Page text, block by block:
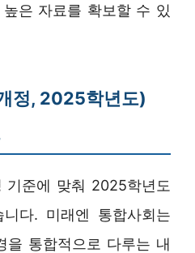
은 자료를 확보할 수 있
정, 2025학년도)
기준에 맞춰 2025학년도
다. 미래엔 통합사회는
을 통합적으로 다루는 내